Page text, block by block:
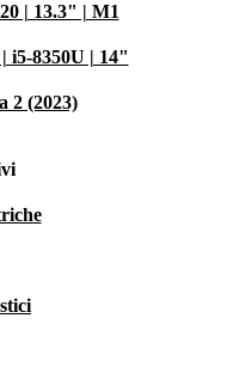
| 13.3" | M1
i5-8350U | 14"
2 (2023)